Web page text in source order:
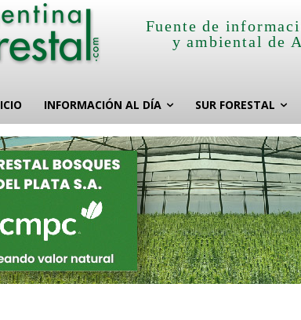
Fuente de
y ambiental de
INFORMACIÓN AL DÍA SUR FORESTAL